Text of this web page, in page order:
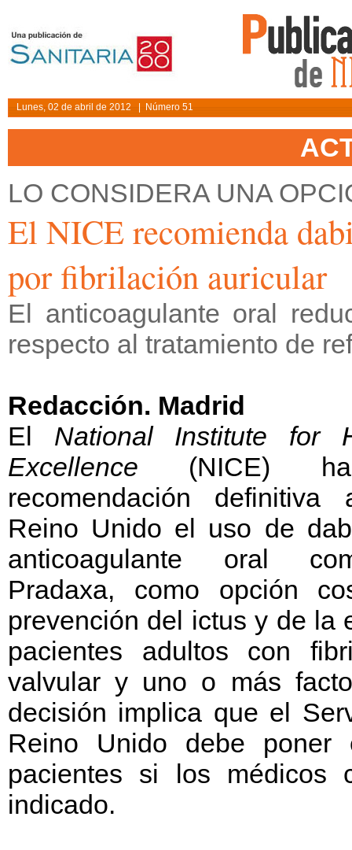
Lunes, 02 de abril de 2012 | Número 51
LO CONSIDERA UNA
El NICE recomienda
por fibrilación auricular
El anticoagulante oral
respecto al tratamiento de
Redacción. Madrid
El National Institute for
Excellence (NICE)
recomendación
Reino Unido el uso de
anticoagulante oral
Pradaxa, como opción
prevención del ictus y de la
pacientes adultos con
valvular y uno o más
decisión implica que el
Reino Unido debe
pacientes si los médicos
indicado.